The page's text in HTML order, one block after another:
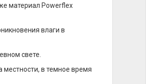
материал Powerflex
влаги в
свете.
в темное время